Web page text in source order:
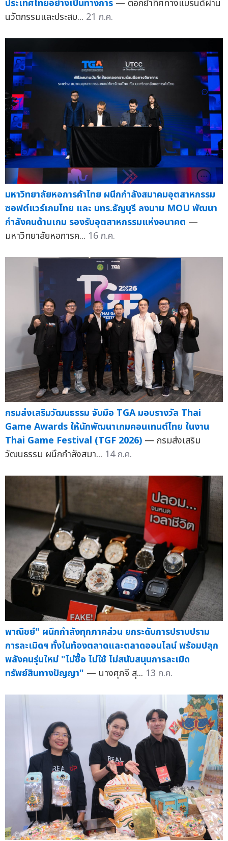
ประเทศไทยอย่างเป็นทางการ — ตอกย้ำทิศทางแบรนด์ผ่าน
นวัตกรรมและประสบ... 21 ก.ค.
มหาวิทยาลัยหอการค้าไทย ผนึกกำลังสมาคมอุตสาหกรรม
ซอฟต์แวร์เกมไทย และ มทร.ธัญบุรี ลงนาม MOU พัฒนา
กำลังคนด้านเกม รองรับอุตสาหกรรมแห่งอนาคต —
มหาวิทยาลัยหอการค... 16 ก.ค.
กรมส่งเสริมวัฒนธรรม จับมือ TGA มอบรางวัล Thai
Game Awards ให้นักพัฒนาเกมคอนเทนต์ไทย ในงาน
Thai Game Festival (TGF 2026) — กรมส่งเสริม
วัฒนธรรม ผนึกกำลังสมา... 14 ก.ค.
พาณิชย์" ผนึกกำลังทุกภาคส่วน ยกระดับการปราบปราม
การละเมิดฯ ทั้งในท้องตลาดและตลาดออนไลน์ พร้อมปลุก
พลังคนรุ่นใหม่ "ไม่ซื้อ ไม่ใช้ ไม่สนับสนุนการละเมิด
ทรัพย์สินทางปัญญา" — นางศุภจี สุ... 13 ก.ค.